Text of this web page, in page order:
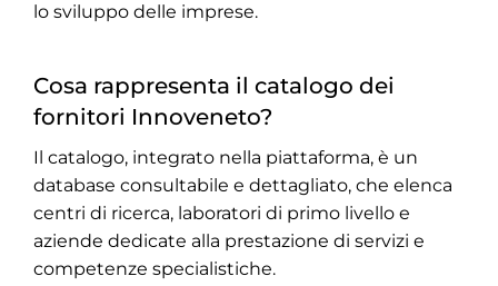
lo sviluppo delle imprese.
Cosa rappresenta il catalogo dei
fornitori Innoveneto?
Il catalogo, integrato nella piattaforma, è un
database consultabile e dettagliato, che elenca
centri di ricerca, laboratori di primo livello e
aziende dedicate alla prestazione di servizi e
competenze specialistiche.